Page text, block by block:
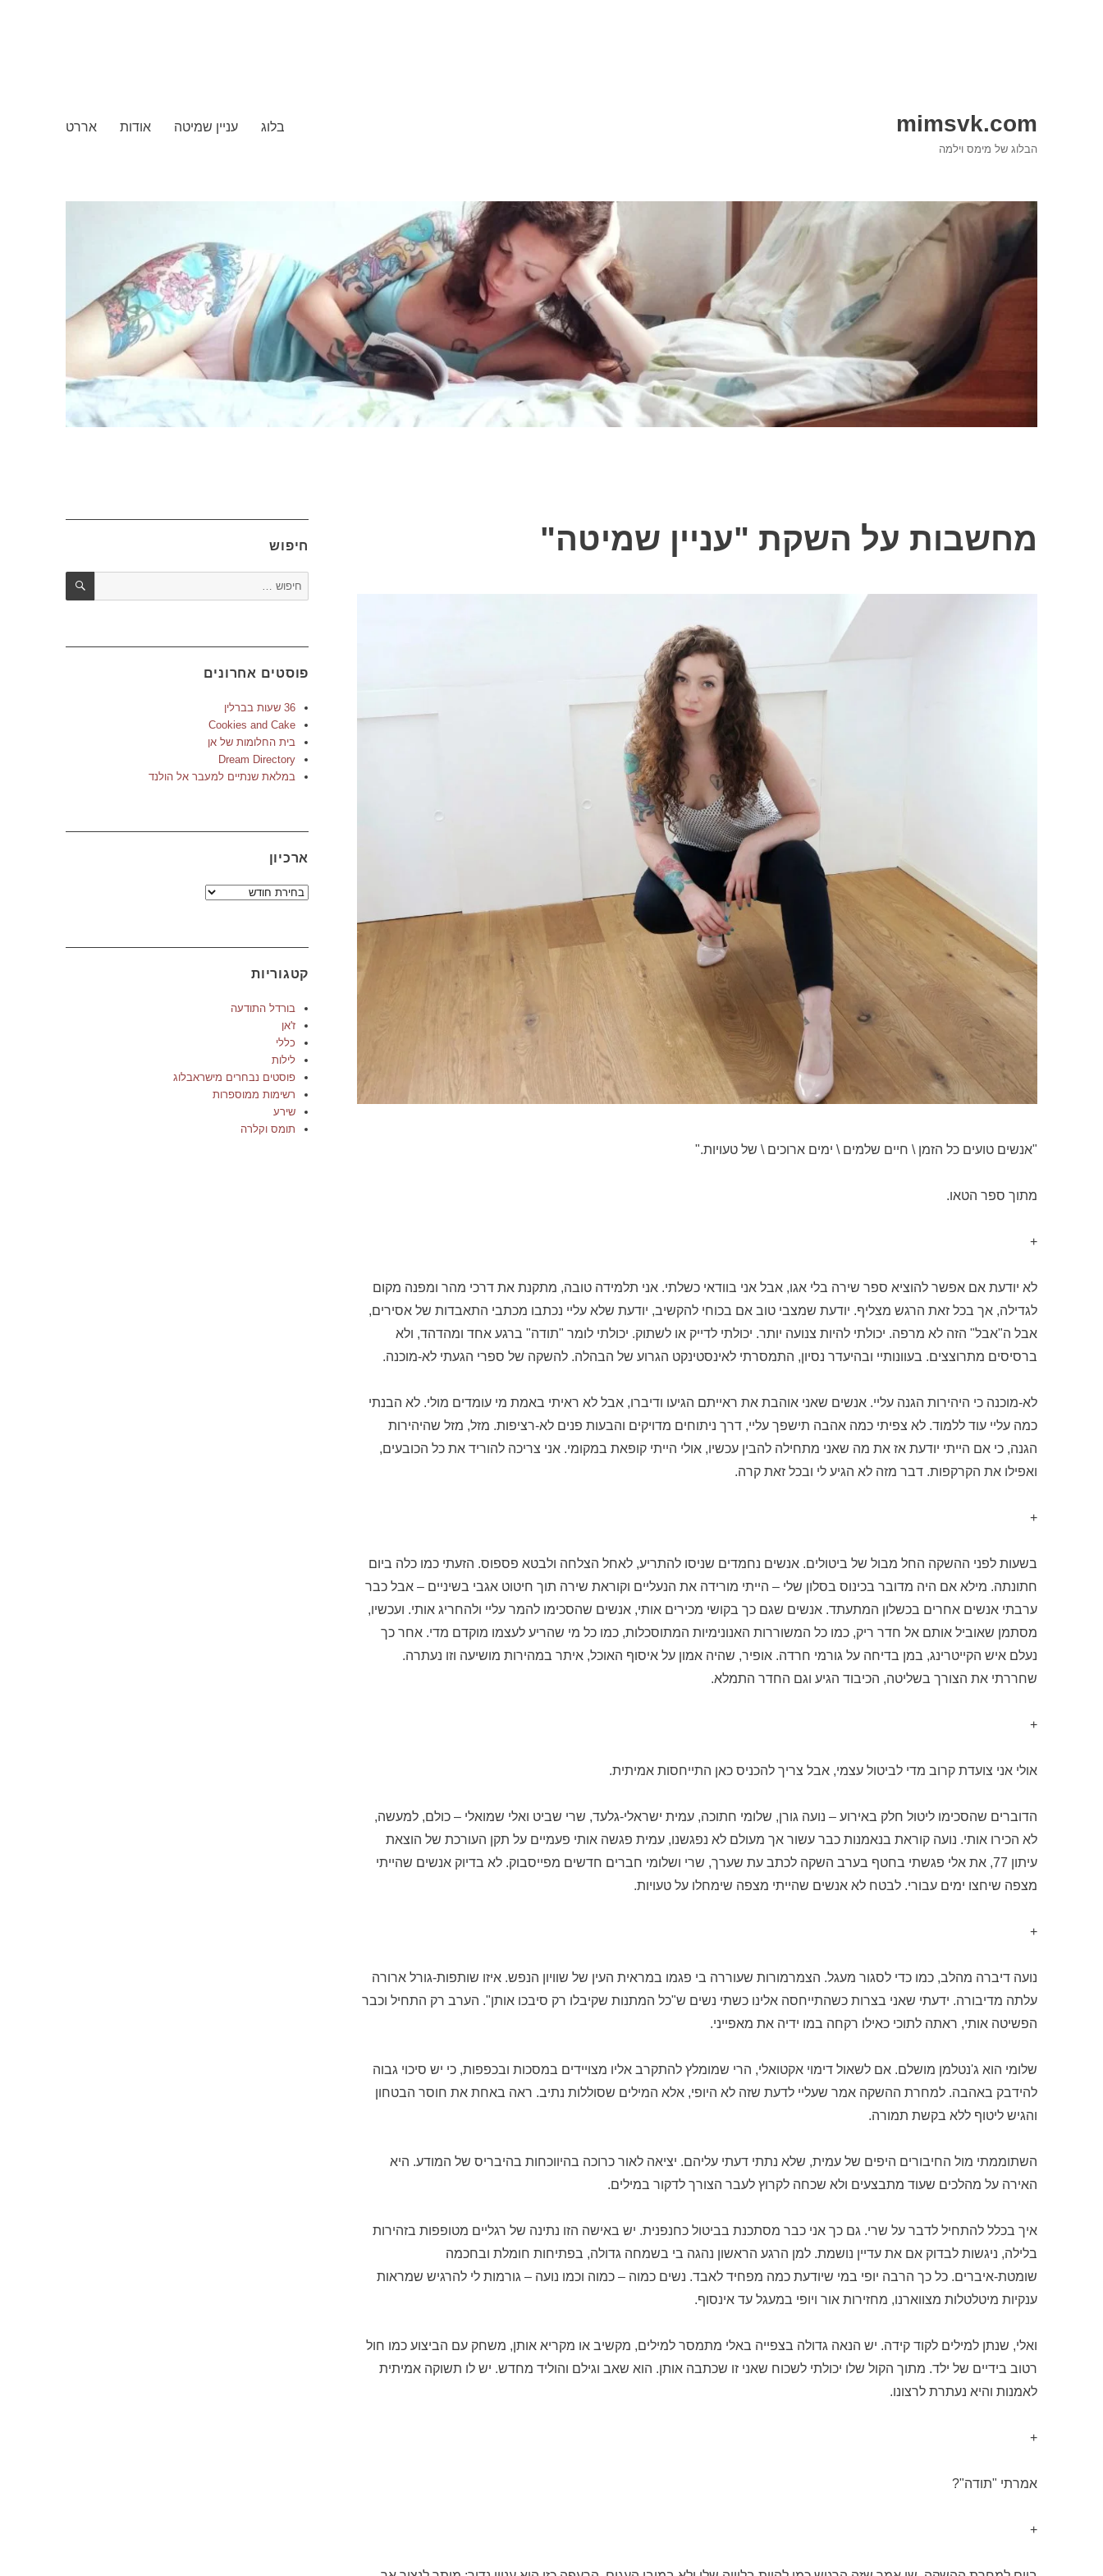
mimsvk.com
הבלוג של מימס וילמה
בלוג עניין שמיטה אודות אררט
מחשבות על השקת "עניין שמיטה"
"אנשים טועים כל הזמן \ חיים שלמים \ ימים ארוכים \ של טעויות."
מתוך ספר הטאו.
+
לא יודעת אם אפשר להוציא ספר שירה בלי אגו, אבל אני בוודאי כשלתי. אני תלמידה טובה, מתקנת את דרכי מהר ומפנה מקום
לגדילה, אך בכל זאת הרגש מצליף. יודעת שמצבי טוב אם בכוחי להקשיב, יודעת שלא עליי נכתבו מכתבי התאבדות של אסירים,
אבל ה"אבל" הזה לא מרפה. יכולתי להיות צנועה יותר. יכולתי לדייק או לשתוק. יכולתי לומר "תודה" ברגע אחד ומהדהד, ולא
ברסיסים מתרוצצים. בעוונותיי ובהיעדר נסיון, התמסרתי לאינסטינקט הגרוע של הבהלה. להשקה של ספרי הגעתי לא-מוכנה.
לא-מוכנה כי היהירות הגנה עליי. אנשים שאני אוהבת את ראייתם הגיעו ודיברו, אבל לא ראיתי באמת מי עומדים מולי. לא הבנתי
כמה עליי עוד ללמוד. לא צפיתי כמה אהבה תישפך עליי, דרך ניתוחים מדויקים והבעות פנים לא-רציפות. מזל, מזל שהיהירות
הגנה, כי אם הייתי יודעת אז את מה שאני מתחילה להבין עכשיו, אולי הייתי קופאת במקומי. אני צריכה להוריד את כל הכובעים,
ואפילו את הקרקפות. דבר מזה לא הגיע לי ובכל זאת קרה.
+
בשעות לפני ההשקה החל מבול של ביטולים. אנשים נחמדים שניסו להתריע, לאחל הצלחה ולבטא פספוס. הזעתי כמו כלה ביום
חתונתה. מילא אם היה מדובר בכינוס בסלון שלי – הייתי מורידה את הנעליים וקוראת שירה תוך חיטוט אגבי בשיניים – אבל כבר
ערבתי אנשים אחרים בכשלון המתעתד. אנשים שגם כך בקושי מכירים אותי, אנשים שהסכימו להמר עליי ולהחריג אותי. ועכשיו,
מסתמן שאוביל אותם אל חדר ריק, כמו כל המשוררות האנונימיות המתוסכלות, כמו כל מי שהריע לעצמו מוקדם מדי. אחר כך
נעלם איש הקייטרינג, במן בדיחה על גורמי חרדה. אופיר, שהיה אמון על איסוף האוכל, איתר במהירות מושיעה וזו נעתרה.
שחררתי את הצורך בשליטה, הכיבוד הגיע וגם החדר התמלא.
+
אולי אני צועדת קרוב מדי לביטול עצמי, אבל צריך להכניס כאן התייחסות אמיתית.
הדוברים שהסכימו ליטול חלק באירוע – נועה גורן, שלומי חתוכה, עמית ישראלי-גלעד, שרי שביט ואלי שמואלי – כולם, למעשה,
לא הכירו אותי. נועה קוראת בנאמנות כבר עשור אך מעולם לא נפגשנו, עמית פגשה אותי פעמיים על תקן העורכת של הוצאת
עיתון 77, את אלי פגשתי בחטף בערב השקה לכתב עת שערך, שרי ושלומי חברים חדשים מפייסבוק. לא בדיוק אנשים שהייתי
מצפה שיחצו ימים עבורי. לבטח לא אנשים שהייתי מצפה שימחלו על טעויות.
+
נועה דיברה מהלב, כמו כדי לסגור מעגל. הצמרמורות שעוררה בי פגמו במראית העין של שוויון הנפש. איזו שותפות-גורל ארורה
עלתה מדיבורה. ידעתי שאני בצרות כשהתייחסה אלינו כשתי נשים ש"כל המתנות שקיבלו רק סיבכו אותן". הערב רק התחיל וכבר
הפשיטה אותי, ראתה לתוכי כאילו רקחה במו ידיה את מאפייני.
שלומי הוא ג'נטלמן מושלם. אם לשאול דימוי אקטואלי, הרי שמומלץ להתקרב אליו מצויידים במסכות ובכפפות, כי יש סיכוי גבוה
להידבק באהבה. למחרת ההשקה אמר שעליי לדעת שזה לא היופי, אלא המילים שסוללות נתיב. ראה באחת את חוסר הבטחון
והגיש ליטוף ללא בקשת תמורה.
השתוממתי מול החיבורים היפים של עמית, שלא נתתי דעתי עליהם. יציאה לאור כרוכה בהיווכחות בהיבריס של המודע. היא
האירה על מהלכים שעוד מתבצעים ולא שכחה לקרוץ לעבר הצורך לדקור במילים.
איך בכלל להתחיל לדבר על שרי. גם כך אני כבר מסתכנת בביטול כחנפנית. יש באישה הזו נתינה של רגליים מטופפות בזהירות
בלילה, ניגשות לבדוק אם את עדיין נושמת. למן הרגע הראשון נהגה בי בשמחה גדולה, בפתיחות חומלת ובחכמה
שומטת-איברים. כל כך הרבה יופי במי שיודעת כמה מפחיד לאבד. נשים כמוה – כמוה וכמו נועה – גורמות לי להרגיש שמראות
ענקיות מיטלטלות מצווארנו, מחזירות אור ויופי במעגל עד אינסוף.
ואלי, שנתן למילים לקוד קידה. יש הנאה גדולה בצפייה באלי מתמסר למילים, מקשיב או מקריא אותן, משחק עם הביצוע כמו חול
רטוב בידיים של ילד. מתוך הקול שלו יכולתי לשכוח שאני זו שכתבה אותן. הוא שאב וגילם והוליד מחדש. יש לו תשוקה אמיתית
לאמנות והיא נעתרת לרצונו.
+
אמרתי "תודה"?
+
חיפוש
חיפוש
פוסטים אחרונים
36 שעות בברלין
Cookies and Cake
בית החלומות של אן
Dream Directory
במלאת שנתיים למעבר אל הולנד
ארכיון
ארכיון
קטגוריות
בורדל התודעה
ז'אן
כללי
לילות
פוסטים נבחרים מישראבלוג
רשימות ממוספרות
שירע
תומס וקלרה